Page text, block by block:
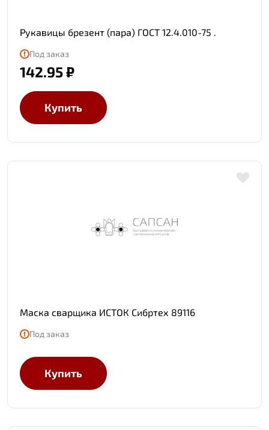
Рукавицы брезент (пара) ГОСТ 12.4.010-75 .
Под заказ
142.95 ₽
Купить
Маска сварщика ИСТОК Сибртех 89116
Под заказ
Купить